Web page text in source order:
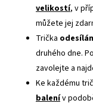
velikostí, v
můžete jej
Trička
druhého dne.
zavolejte a
Ke každému
balenív